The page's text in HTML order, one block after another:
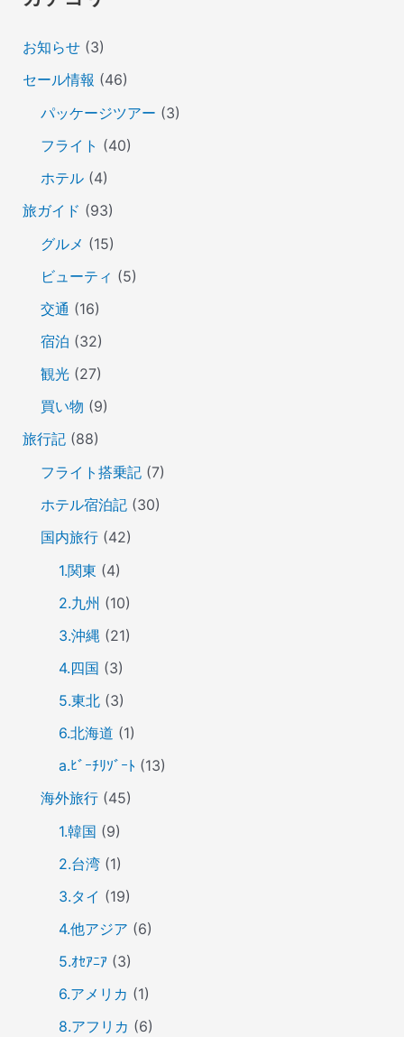
お知らせ(3)
セール情報 (46)
パッケージツアー (3)
フライト (40)
ホテル(4)
旅ガイド (93)
グルメ (15)
ビューティ (5)
交通 (16)
宿泊 (32)
観光(27)
買い物 (9)
旅行記(88)
フライト搭乗記(7)
ホテル宿泊記(30)
国内旅行(42)
1.関東 (4)
2.九州 (10)
3.沖縄(21)
4.四国 (3)
5.東北(3)
6.北海道 (1)
a.ﾋﾞｰﾁﾘｿﾞｰﾄ (13)
海外旅行(45)
1.韓国 (9)
2.台湾(1)
3.タイ (19)
4.他アジア (6)
5.ｵｾｱﾆｱ(3)
6.アメリカ (1)
8.アフリカ (6)